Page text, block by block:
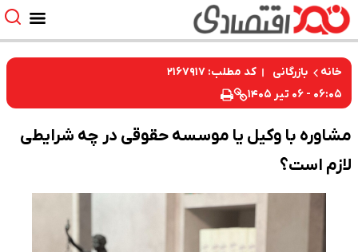
خانه بازرگانی
کد مطلب: ۲۱۶۷۹۱۷
۰۶:۰۵ - ۰۶ تیر ۱۴۰۵
مشاوره با وکیل یا موسسه حقوقی در چه شرایطی
لازم است؟